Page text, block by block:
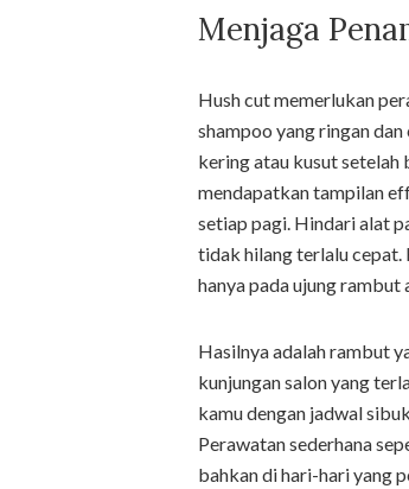
Menjaga
Hush cut memerlukan
shampoo yang ringan
kering atau kusut setelah
mendapatkan tampilan
setiap pagi. Hindari alat
tidak hilang terlalu cepat.
hanya pada ujung rambut
Hasilnya adalah rambut
kunjungan salon yang
kamu dengan jadwal
Perawatan sederhana
bahkan di hari-hari yang